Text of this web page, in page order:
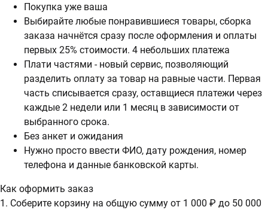
Покупка уже ваша
Выбирайте любые понравившиеся товары, сборка
заказа начнётся сразу после оформления и оплаты
первых 25% стоимости. 4 небольших платежа
Плати частями - новый сервис, позволяющий
разделить оплату за товар на равные части. Первая
часть списывается сразу, оставщиеся платежи через
каждые 2 недели или 1 месяц в зависимости от
выбранного срока.
Без анкет и ожидания
Нужно просто ввести ФИО, дату рождения, номер
телефона и данные банковской карты.
Как оформить заказ
1. Соберите корзину на общую сумму от 1 000 ₽ до 50 000